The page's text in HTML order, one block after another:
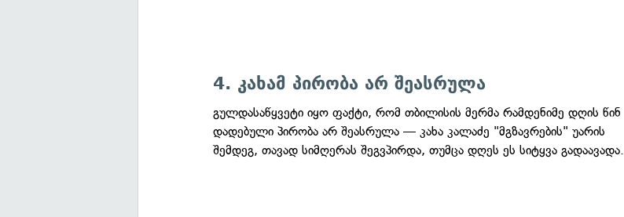
4. კახამ პირობა არ შეასრულა
გულდასაწყვეტი იყო ფაქტი, რომ თბილისის მერმა რამდენიმე დღის წინ
დადებული პირობა არ შეასრულა — კახა კალაძე "მგზავრების" უარის
შემდეგ, თავად სიმღერას შეგვპირდა, თუმცა დღეს ეს სიტყვა გადაავადა.